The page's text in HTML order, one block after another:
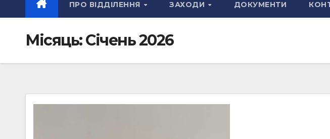
ПРО ВІДДІЛЕННЯ ЗАХОДИ ДОКУМЕНТИ
Місяць:Січень 2026